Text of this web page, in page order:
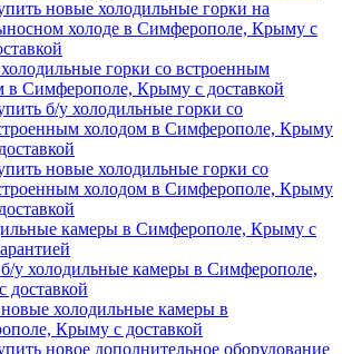
новые холодильные горки на
холоде в Симферополе, Крыму с
горки со встроенным
в Симферополе, Крыму с доставкой
б/у холодильные горки со
холодом в Симферополе, Крыму
новые холодильные горки со
холодом в Симферополе, Крыму
камеры в Симферополе, Крыму с
у холодильные камеры в Симферополе,
доставкой
холодильные камеры в
Крыму с доставкой
новое дополнительное оборудование